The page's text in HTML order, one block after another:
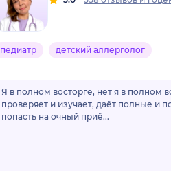
педиатр детский аллерголог
Я в полном восторге, нет я в полном
проверяет и изучает, даёт полные и
попасть на очный приё...